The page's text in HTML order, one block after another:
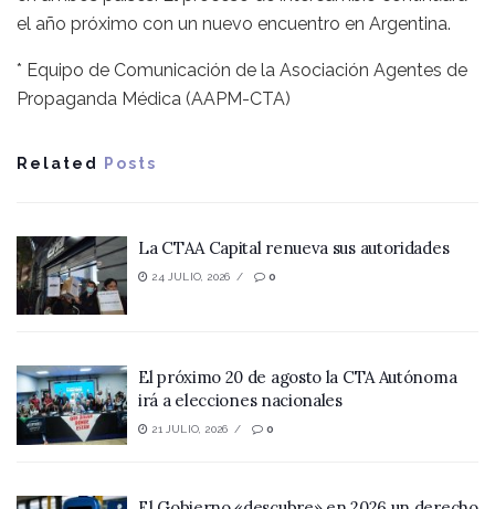
el año próximo con un nuevo encuentro en Argentina.
* Equipo de Comunicación de la Asociación Agentes de
Propaganda Médica (AAPM-CTA)
Related Posts
La CTAA Capital renueva sus autoridades
24 JULIO, 2026 0
El próximo 20 de agosto la CTA Autónoma
irá a elecciones nacionales
21 JULIO, 2026 0